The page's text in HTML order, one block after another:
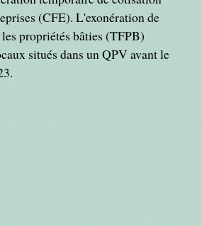
(CFE). L'exonération de
propriétés bâties (TFPB)
situés dans un QPV avant le